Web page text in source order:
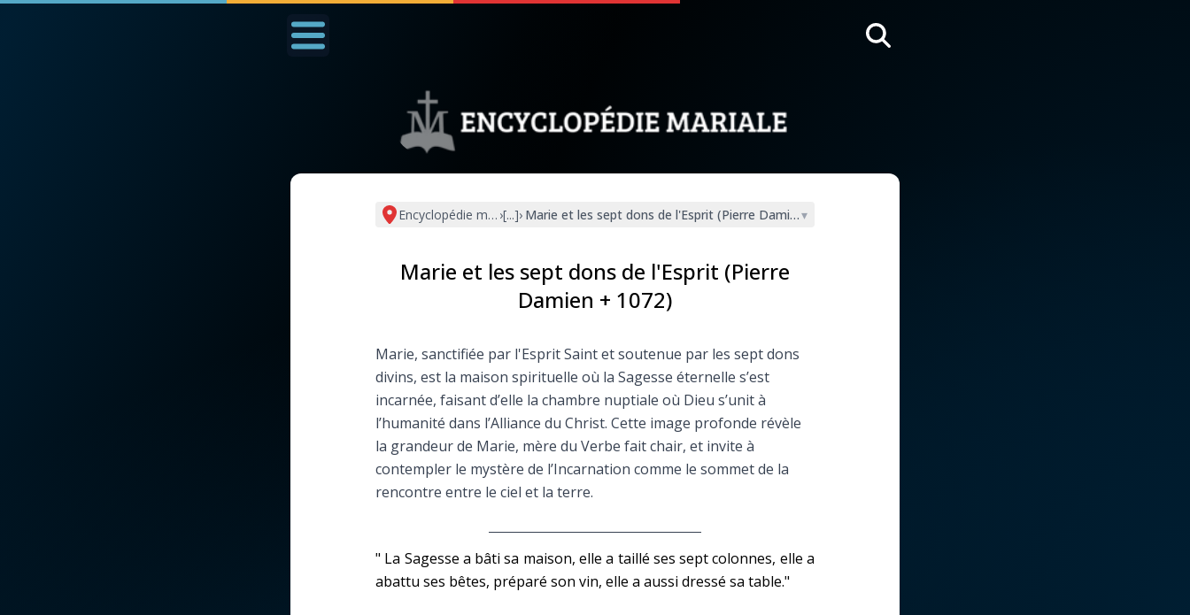
Nous soutenir À propos Facebook Infos légales
Prier au quotidien
Les premiers samedis
Marie qui défait les
Me consacrer à Jésus
Mes intentions de
◼︎À la une
Chapelet pour le monde
Contact
Faire un don
Marie de Nazareth
Encyclopédie mariale
›[...]› Marie et les sept dons de l'Esprit (Pierre Damien + 1072)
▾
Marie et les sept dons de l'Esprit (Pierre
Damien + 1072)
Marie, sanctifiée par l'Esprit Saint et soutenue par les sept dons
divins, est la maison spirituelle où la Sagesse éternelle s’est
incarnée, faisant d’elle la chambre nuptiale où Dieu s’unit à
l’humanité dans l’Alliance du Christ. Cette image profonde révèle
la grandeur de Marie, mère du Verbe fait chair, et invite à
contempler le mystère de l’Incarnation comme le sommet de la
rencontre entre le ciel et la terre.
" La Sagesse a bâti sa maison, elle a taillé ses sept colonnes, elle a
abattu ses bêtes, préparé son vin, elle a aussi dressé sa table."